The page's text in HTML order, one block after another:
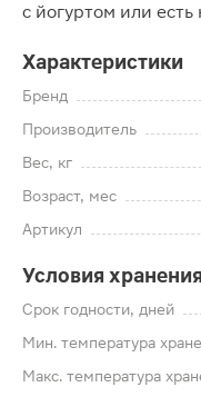
с йогуртом или
Характеристики
Бренд
Производитель
Вес, кг
Возраст, мес
Артикул
Условия хранения
Срок годности, дней
Мин. температура
Макс. температура